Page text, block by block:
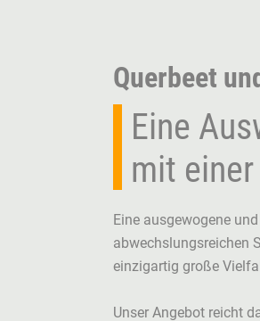
Querbeet
Eine
mit
Eine ausgewogene
abwechslungsreichen
einzigartig große
Unser Angebot reicht